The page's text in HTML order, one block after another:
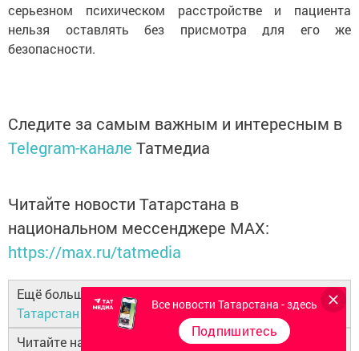
серьезном психическом расстройстве и пациента
нельзя оставлять без присмотра для его же
безопасности.
Следите за самым важным и интересным в
Telegram-канале Татмедиа
Читайте новости Татарстана в
национальном мессенджере MАХ:
https://max.ru/tatmedia
Ещё больше новостей в Telegram-канале
Татарстан
Читайте наши новости в национальном
Все новости Татарстана - здесь
Подпишитесь